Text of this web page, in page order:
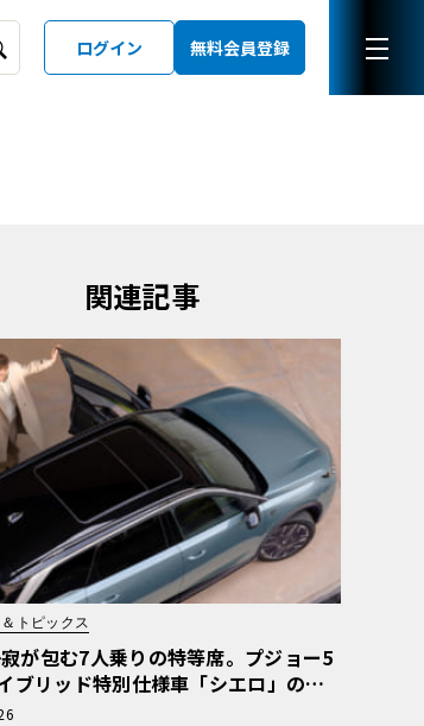
ログイン 無料会員登録
関連記事
トピックス
が包む7人乗りの特等席。プジョー5
ブリッド特別仕様車「シエロ」の豊